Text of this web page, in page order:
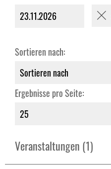
23.11.2026
Sortieren nach:
Ergebnisse pro Seite:
Veranstaltungen (1)